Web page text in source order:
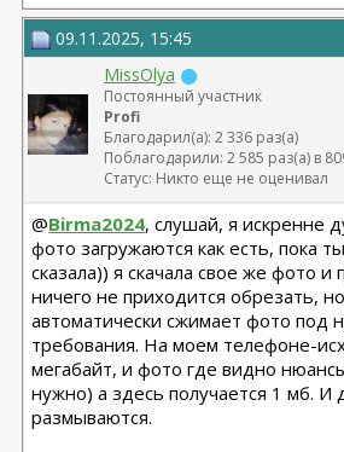
08.2015, allergan 240, 255.
(молодости и красоты)
09.11.2025, 15:45
MissOlya
Постоянный участник
Profi
Благодарил(а): 2 336 раз(а)
Поблагодарили: 2 585 раз(а) в
Статус: Никто еще не оценивал
@Birma2024, слушай, я искренне
фото загружаются как есть, пока
сказала)) я скачала свое же фото и
ничего не приходится обрезать,
автоматически сжимает фото под
требования. На моем телефоне-
мегабайт, и фото где видно
нужно) а здесь получается 1 мб. И
размываются.